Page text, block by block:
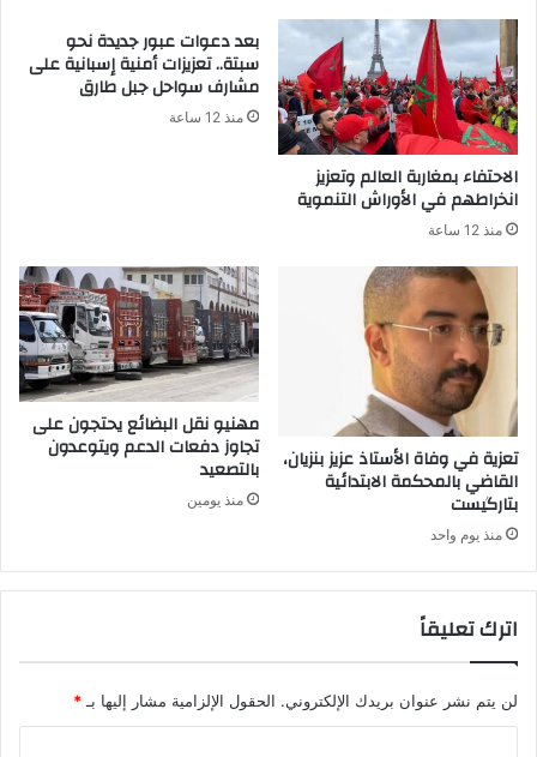
الاحتفاء بمغاربة العالم وتعزيز
انخراطهم في الأوراش التنموية
منذ 12 ساعة
بعد دعوات عبور جديدة نحو
سبتة.. تعزيزات أمنية إسبانية على
مشارف سواحل جبل طارق
منذ 12 ساعة
تعزية في وفاة الأستاذ عزيز بنزيان،
القاضي بالمحكمة الابتدائية
بتارگيست
منذ يوم واحد
مهنيو نقل البضائع يحتجون على
تجاوز دفعات الدعم ويتوعدون
بالتصعيد
منذ يومين
اترك تعليقاً
لن يتم نشر عنوان بريدك الإلكتروني. الحقول الإلزامية مشار إليها بـ *